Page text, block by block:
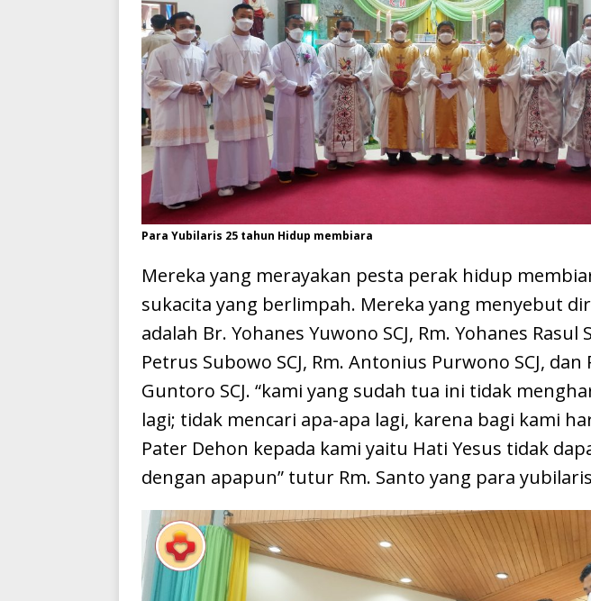
Para Yubilaris 25 tahun Hidup membiara
Mereka yang merayakan pesta perak hidup
sukacita yang berlimpah. Mereka yang menyebut diri
adalah Br. Yohanes Yuwono SCJ, Rm. Yohanes Rasul
Petrus Subowo SCJ, Rm. Antonius Purwono SCJ,
Guntoro SCJ. “kami yang sudah tua ini tidak
lagi; tidak mencari apa-apa lagi, karena bagi kami
Pater Dehon kepada kami yaitu Hati Yesus tidak
dengan apapun” tutur Rm. Santo yang para